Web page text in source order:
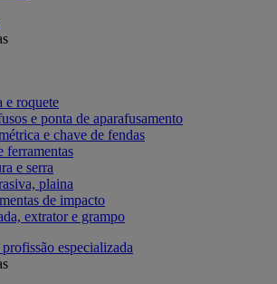
e roquete
e ponta de aparafusamento
e chave de fendas
ferramentas
e serra
plaina
de impacto
extrator e grampo
especializada